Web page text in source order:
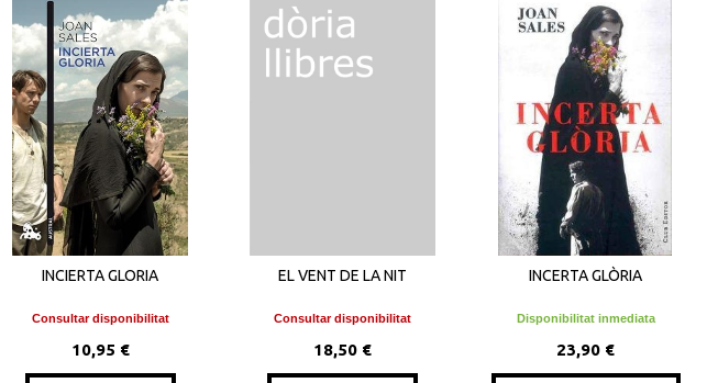
INCIERTA GLORIA
Consultar disponibilitat
10,95 €
EL VENT DE LA NIT
Consultar disponibilitat
18,50 €
INCERTA GLÒRIA
Disponibilitat inmediata
23,90 €